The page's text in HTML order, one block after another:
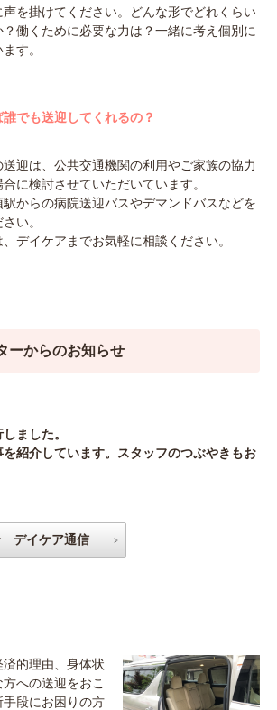
声を掛けてください。どんな形でどれくらい
働くために必要な力は？一緒に考え個別に
す。
でも送迎してくれるの？
迎は、公共交通機関の利用やご家族の協力
に検討させていただいています。
駅からの病院送迎バスやデマンドバスなどを
い。
デイケアまでお気軽に相談ください。
ーからのお知らせ
ました。
を紹介しています。スタッフのつぶやきもお
デイケア通信
的理由、身体状
への送迎をおこ
段にお困りの方